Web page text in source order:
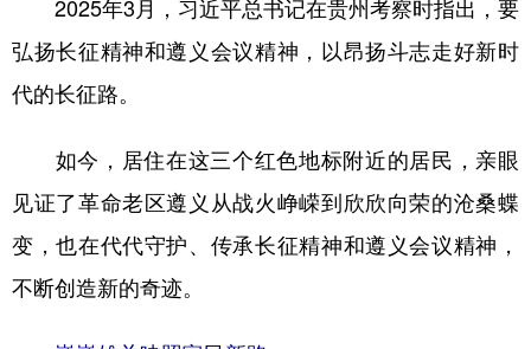
公益 一带一路 亚太网 上市公司
文化产业
北京 天津 河北 山西
辽宁
2025年3月，习近平总书记在贵州考察时指出，要
弘扬长征精神和遵义会议精神，以昂扬斗志走好新时
代的长征路。
如今，居住在这三个红色地标附近的居民，亲眼
见证了革命老区遵义从战火峥嵘到欣欣向荣的沧桑蝶
变，也在代代守护、传承长征精神和遵义会议精神，
不断创造新的奇迹。